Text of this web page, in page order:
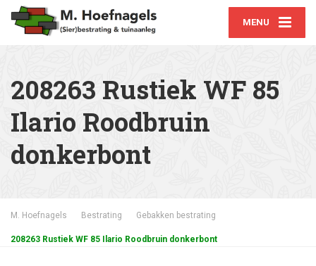
MENU
208263 Rustiek WF 85
Ilario Roodbruin
donkerbont
M. Hoefnagels Bestrating Gebakken bestrating
208263 Rustiek WF 85 Ilario Roodbruin donkerbont